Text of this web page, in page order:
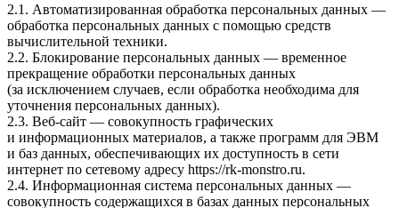
2.1. Автоматизированная обработка персональных данных —
обработка персональных данных с помощью средств
вычислительной техники.
2.2. Блокирование персональных данных — временное
прекращение обработки персональных данных
(за исключением случаев, если обработка необходима для
уточнения персональных данных).
2.3. Веб-сайт — совокупность графических
и информационных материалов, а также программ для ЭВМ
и баз данных, обеспечивающих их доступность в сети
интернет по сетевому адресу https://rk-monstro.ru.
2.4. Информационная система персональных данных —
совокупность содержащихся в базах данных персональных